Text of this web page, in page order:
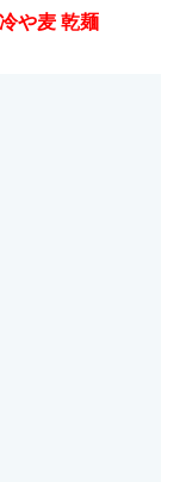
や麦 乾麺